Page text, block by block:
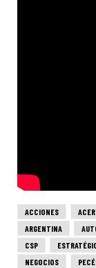
ACCIONES
ARGENTINA
CSP
NEGOCIOS